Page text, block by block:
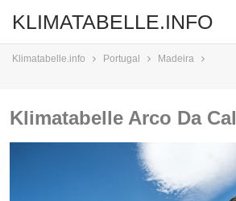
KLIMATABELLE.INFO
Klimatabelle.info Portugal Madeira
Klimatabelle Arco Da